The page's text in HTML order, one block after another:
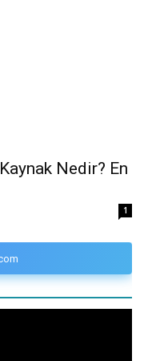
Nedir? En
1